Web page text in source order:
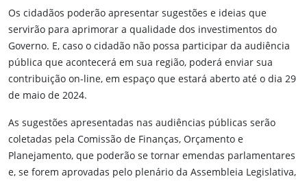
Os cidadãos poderão apresentar sugestões e ideias que
servirão para aprimorar a qualidade dos investimentos do
Governo. E, caso o cidadão não possa participar da audiência
pública que acontecerá em sua região, poderá enviar sua
contribuição on-line, em espaço que estará aberto até o dia 29
de maio de 2024.
As sugestões apresentadas nas audiências públicas serão
coletadas pela Comissão de Finanças, Orçamento e
Planejamento, que poderão se tornar emendas parlamentares
e, se forem aprovadas pelo plenário da Assembleia Legislativa,